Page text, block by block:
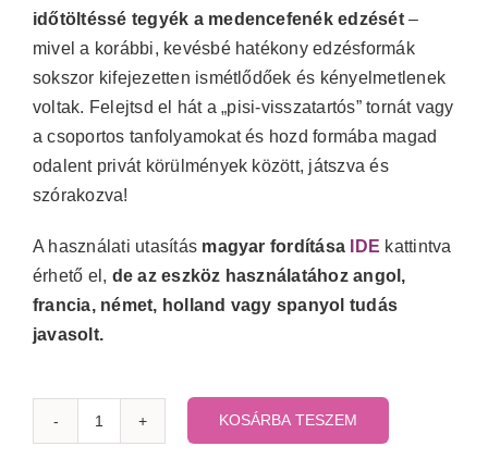
időtöltéssé tegyék a medencefenék edzését–
mivel a korábbi, kevésbé hatékony edzésformák
sokszor kifejezetten ismétlődőek és kényelmetlenek
voltak. Felejtsd el hát a „pisi-visszatartós” tornát vagy
a csoportos tanfolyamokat és hozd formába magad
odalent privát körülmények között, játszva és
szórakozva!
A használati utasítás magyar fordítása IDE kattintva
érhető el, de az eszköz használatához angol,
francia, német, holland vagy spanyol tudás
javasolt.
KOSÁRBA TESZEM